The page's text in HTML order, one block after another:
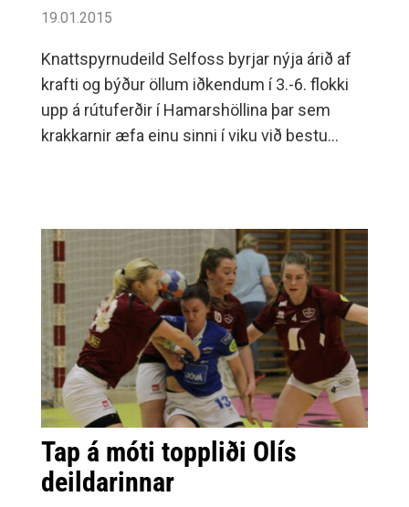
19.01.2015
Knattspyrnudeild Selfoss byrjar nýja árið af
krafti og býður öllum iðkendum í 3.-6. flokki
upp á rútuferðir í Hamarshöllina þar sem
krakkarnir æfa einu sinni í viku við bestu
Tap á móti toppliði Olís
deildarinnar